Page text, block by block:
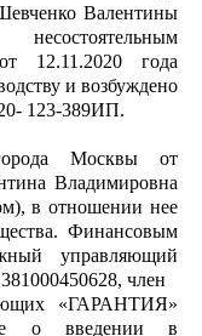
Валентины
12.11.2020 года
и возбуждено
123-389ИП.
Москвы от
Владимировна
в отношении нее
Финансовым
управляющий
член
«ГАРАНТИЯ»
о введении в